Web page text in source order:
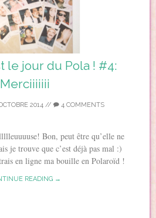
le jour du Pola ! #4:
Merciiiiiii
2014 // 4 COMMENTS
Bon, peut être qu’elle ne
je trouve que c’est déjà pas mal :)
en ligne ma bouille en Polaroïd !
READING →